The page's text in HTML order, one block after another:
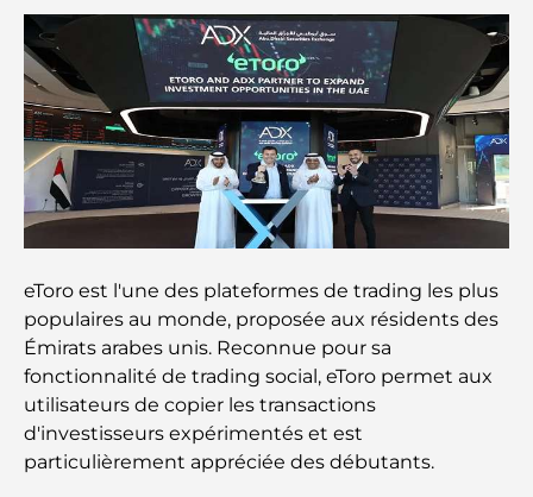
voyage culinaire
Découvrez la promenade de Palm Jumeirah : une
balade placée sous le signe du luxe et des
panoramas.
Meilleurs quartiers où vivre en famille à Dubaï :
découvrez les meilleures options
chaque voyageur
Que faire dans le centre-ville de Dubaï : votre
guide ultime
Les meilleurs iftars à Dubaï : 7 adresses
incontournables pour un repas de Ramadan
eToro est l'une des plateformes de trading les plus
populaires au monde, proposée aux résidents des
Émirats arabes unis. Reconnue pour sa
fonctionnalité de trading social, eToro permet aux
utilisateurs de copier les transactions
d'investisseurs expérimentés et est
particulièrement appréciée des débutants.